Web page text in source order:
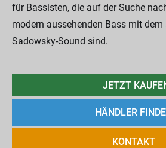
für Bassisten, die auf der Suche
modern aussehenden Bass mit
Sadowsky-Sound sind.
JETZT
HÄNDLER
KONTAKT